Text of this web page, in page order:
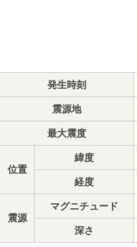
発生時刻
震源地
最大震度
位置
緯度
経度
震源
マグニチュード
深さ